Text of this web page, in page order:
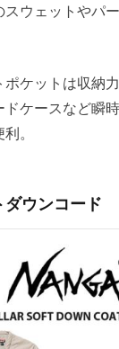
ウェットやパ
ケットは収納
ケースなど瞬
。
ウンコード